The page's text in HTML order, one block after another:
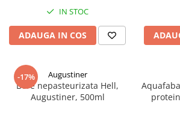
IN STOC
ADAUGA IN COS
-17% Augustiner
Bere nepasteurizata Hell,
Augustiner, 500ml